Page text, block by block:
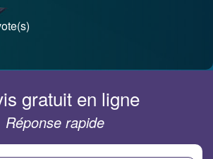
gratuit en ligne
Réponse rapide